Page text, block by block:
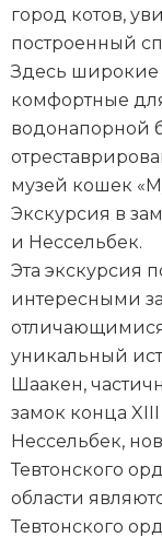
город котов,
построенный
Здесь
комфортные
водонапорной
музей кошек
Экскурсия в
и Нессельбек.
Эта экскурсия
интересными
уникальный
Шаакен,
замок конца
Нессельбек,
Тевтонского
области
Тевтонского